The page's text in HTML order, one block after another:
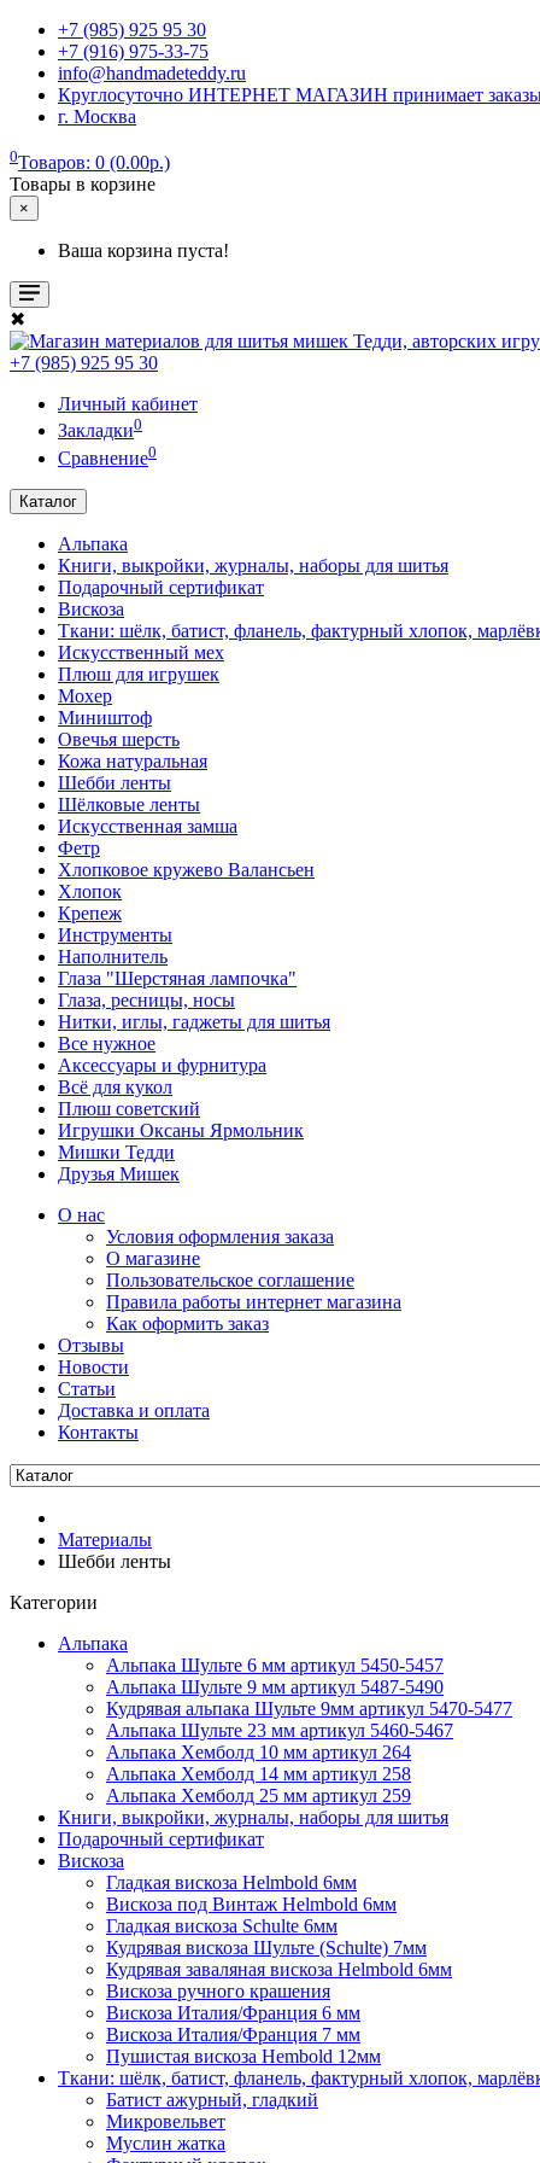
+7 (985) 925 95 30
+7 (916) 975-33-75
info@handmadeteddy.ru
Круглосуточно ИНТЕРНЕТ МАГАЗИН принимает заказы.
г. Москва
0Товаров: 0 (0.00р.)
Товары в корзине
×
Ваша корзина пуста!
✖
+7 (985) 925 95 30
Личный кабинет
Закладки0
Сравнение0
Каталог
Альпака
Книги, выкройки, журналы, наборы для шитья
Подарочный сертификат
Вискоза
Ткани: шёлк, батист, фланель, фактурный хлопок,
Искусственный мех
Плюш для игрушек
Мохер
Миништоф
Овечья шерсть
Кожа натуральная
Шебби ленты
Шёлковые ленты
Искусственная замша
Фетр
Хлопковое кружево Валансьен
Хлопок
Крепеж
Инструменты
Наполнитель
Глаза "Шерстяная лампочка"
Глаза, ресницы, носы
Нитки, иглы, гаджеты для шитья
Все нужное
Аксессуары и фурнитура
Всё для кукол
Плюш советский
Игрушки Оксаны Ярмольник
Мишки Тедди
Друзья Мишек
О нас
Условия оформления заказа
О магазине
Пользовательское соглашение
Правила работы интернет магазина
Как оформить заказ
Отзывы
Новости
Статьи
Доставка и оплата
Контакты
Материалы
Шебби ленты
Категории
Альпака
Альпака Шульте 6 мм артикул 5450-5457
Альпака Шульте 9 мм артикул 5487-5490
Кудрявая альпака Шульте 9мм артикул 5470-5477
Альпака Шульте 23 мм артикул 5460-5467
Альпака Хемболд 10 мм артикул 264
Альпака Хемболд 14 мм артикул 258
Альпака Хемболд 25 мм артикул 259
Книги, выкройки, журналы, наборы для шитья
Подарочный сертификат
Вискоза
Гладкая вискоза Helmbold 6мм
Вискоза под Винтаж Helmbold 6мм
Гладкая вискоза Schulte 6мм
Кудрявая вискоза Шульте (Schulte) 7мм
Кудрявая заваляная вискоза Helmbold 6мм
Вискоза ручного крашения
Вискоза Италия/Франция 6 мм
Вискоза Италия/Франция 7 мм
Пушистая вискоза Hembold 12мм
Ткани: шёлк, батист, фланель, фактурный хлопок,
Батист ажурный, гладкий
Микровельвет
Муслин жатка